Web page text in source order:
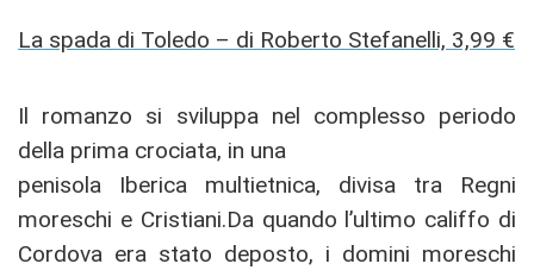
La spada di Toledo – di Roberto Stefanelli, 3,99 €
Il romanzo si sviluppa nel complesso periodo
della prima crociata, in una
penisola Iberica multietnica, divisa tra Regni
moreschi e Cristiani.Da quando l’ultimo califfo di
Cordova era stato deposto, i domini moreschi